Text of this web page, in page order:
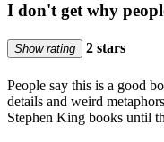
I don't get why
Show rating 2 stars
People say this is a good
details and weird
Stephen King books until